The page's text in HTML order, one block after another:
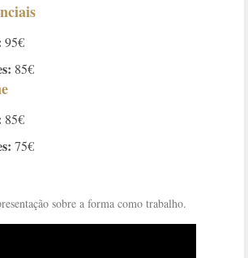
95€
85€
85€
75€
sobre a forma como trabalho.